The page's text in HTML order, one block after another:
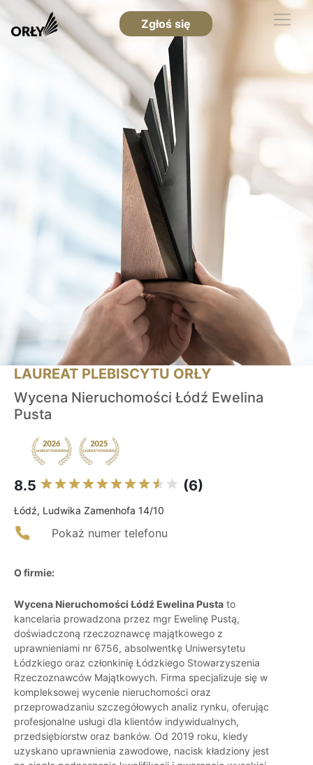
Zgłoś się
LAUREAT PLEBISCYTU ORŁY
Wycena Nieruchomości Łódź Ewelina
Pusta
8.5 (6)
Łódź, Ludwika Zamenhofa 14/10
Pokaż numer telefonu
O firmie:
Wycena Nieruchomości Łódź Ewelina Pusta to
kancelaria prowadzona przez mgr Ewelinę Pustą,
doświadczoną rzeczoznawcę majątkowego z
uprawnieniami nr 6756, absolwentkę Uniwersytetu
Łódzkiego oraz członkinię Łódzkiego Stowarzyszenia
Rzeczoznawców Majątkowych. Firma specjalizuje się w
kompleksowej wycenie nieruchomości oraz
przeprowadzaniu szczegółowych analiz rynku, oferując
profesjonalne usługi dla klientów indywidualnych,
przedsiębiorstw oraz banków. Od 2019 roku, kiedy
uzyskano uprawnienia zawodowe, nacisk kładziony jest